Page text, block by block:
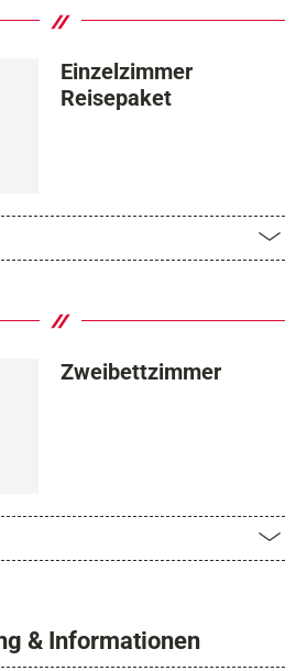
Einzelzimmer
Reisepaket
Zweibettzimmer
& Informationen